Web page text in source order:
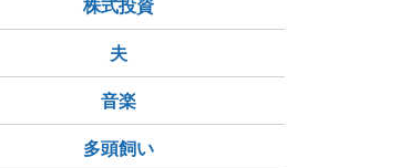
ビアードパパ
夫
音楽
多頭飼い